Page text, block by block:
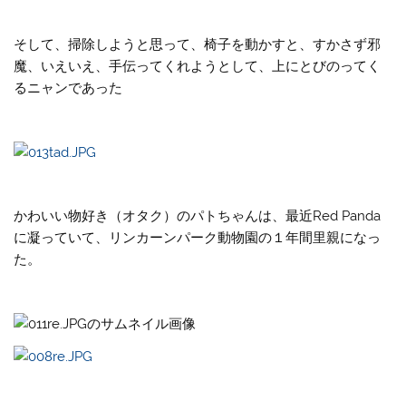
そして、掃除しようと思って、椅子を動かすと、すかさず邪
魔、いえいえ、手伝ってくれようとして、上にとびのってく
るニャンであった
かわいい物好き（オタク）のパトちゃんは、最近Red Panda
に凝っていて、リンカーンパーク動物園の１年間里親になっ
た。